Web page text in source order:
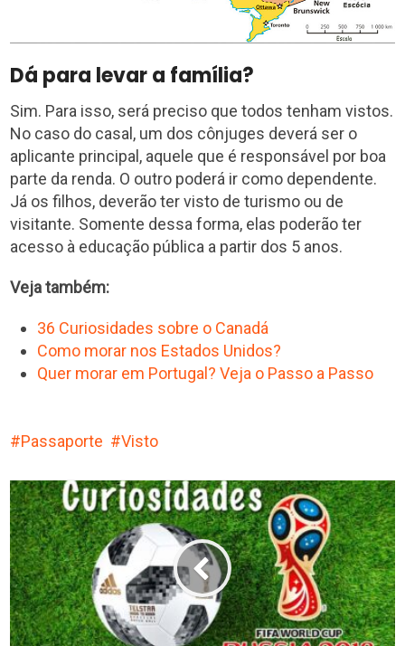
Dá para levar a família?
Sim. Para isso, será preciso que todos tenham vistos.
No caso do casal, um dos cônjuges deverá ser o
aplicante principal, aquele que é responsável por boa
parte da renda. O outro poderá ir como dependente.
Já os filhos, deverão ter visto de turismo ou de
visitante. Somente dessa forma, elas poderão ter
acesso à educação pública a partir dos 5 anos.
Veja também:
36 Curiosidades sobre o Canadá
Como morar nos Estados Unidos?
Quer morar em Portugal? Veja o Passo a Passo
Passaporte Visto